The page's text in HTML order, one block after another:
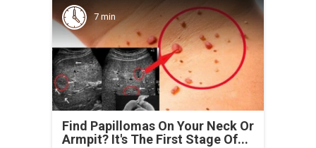
7 min
Find Papillomas On Your Neck Or
Armpit? It's The First Stage Of...